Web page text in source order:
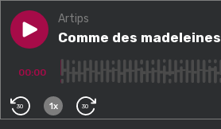
Play episodeComme des madeleines
Artips
Comme des madeleines
00:00
30 1x 30